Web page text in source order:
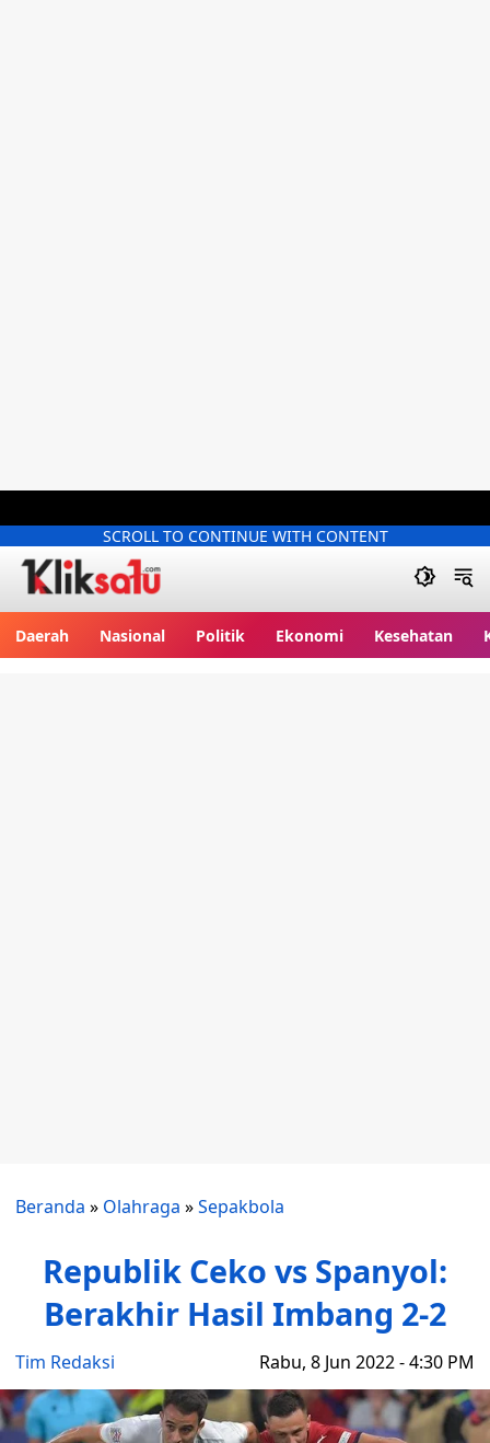
SCROLL TO CONTINUE WITH CONTENT
Daerah Nasional Politik Ekonomi Kesehatan
Beranda » Olahraga »Sepakbola
Republik Ceko vs Spanyol:
Berakhir Hasil Imbang 2-2
Tim Redaksi Rabu, 8 Jun 2022 - 4:30 PM